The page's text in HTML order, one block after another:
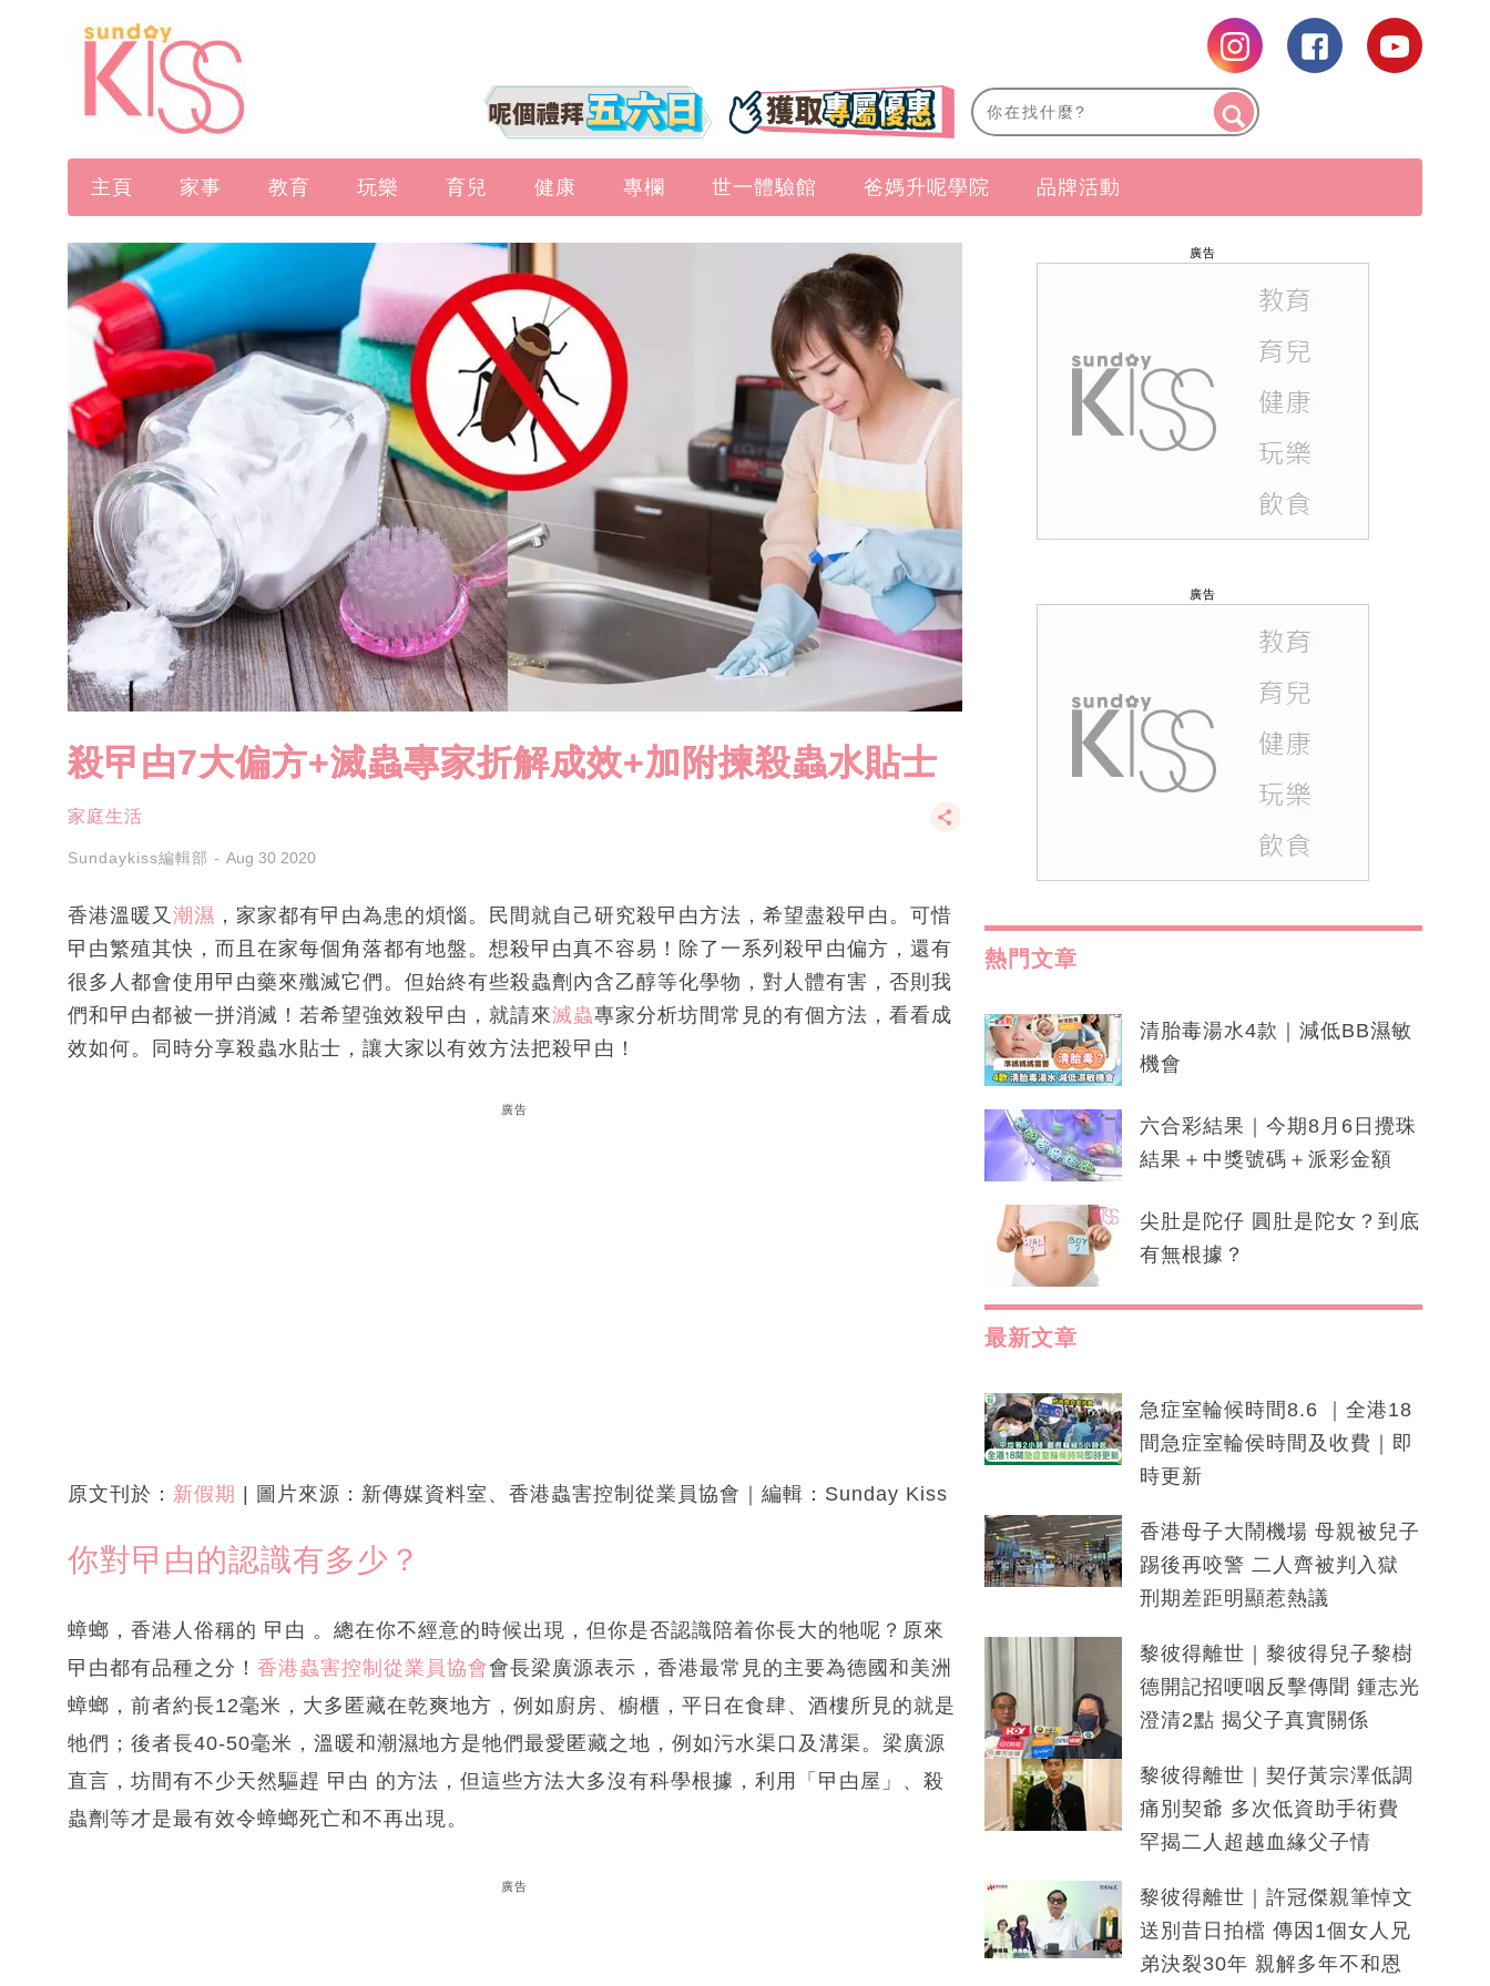
主頁 家事 教育 玩樂 育兒 健康 專欄 世一體驗館 爸媽升呢學院 品牌活動
殺曱甴7大偏方+滅蟲專家折解成效+加附揀殺蟲水貼士
家庭生活
Sundaykiss編輯部 Aug 30 2020
香港溫暖又 潮濕 ，家家都有曱甴為患的煩惱。民間就自己研究殺曱甴方法，希望盡殺曱甴。可惜
曱甴繁殖其快，而且在家每個角落都有地盤。想殺曱甴真不容易！除了一系列殺曱甴偏方，還有
很多人都會使用曱甴藥來殲滅它們。但始終有些殺蟲劑內含乙醇等化學物，對人體有害，否則我
們和曱甴都被一拼消滅！若希望強效殺曱甴，就請來滅蟲專家分析坊間常見的有個方法，看看成
效如何。同時分享殺蟲水貼士，讓大家以有效方法把殺曱甴！
廣告
原文刊於： 新假期 | 圖片來源：新傳媒資料室、香港蟲害控制從業員協會｜編輯：Sunday Kiss
你對曱甴的認識有多少？
蟑螂，香港人俗稱的 曱甴 。總在你不經意的時候出現，但你是否認識陪着你長大的牠呢？原來
曱甴都有品種之分！ 香港蟲害控制從業員協會會長梁廣源表示，香港最常見的主要為德國和美洲
蟑螂，前者約長12毫米，大多匿藏在乾爽地方，例如廚房、櫥櫃，平日在食肆、酒樓所見的就是
牠們；後者長40-50毫米，溫暖和潮濕地方是牠們最愛匿藏之地，例如污水渠口及溝渠。梁廣源
直言，坊間有不少天然驅趕 曱甴 的方法，但這些方法大多沒有科學根據，利用「曱甴屋」、殺
蟲劑等才是最有效令蟑螂死亡和不再出現。
廣告
廣告
廣告
熱門文章
清胎毒湯水4款｜減低BB濕敏
機會
六合彩結果｜今期8月6日攪珠
結果＋中獎號碼＋派彩金額
尖肚是陀仔 圓肚是陀女？到底
有無根據？
最新文章
急症室輪候時間8.6 ｜全港18
間急症室輪侯時間及收費｜即
時更新
香港母子大鬧機場 母親被兒子
踢後再咬警 二人齊被判入獄
刑期差距明顯惹熱議
黎彼得離世｜黎彼得兒子黎樹
德開記招哽咽反擊傳聞 鍾志光
澄清2點 揭父子真實關係
黎彼得離世｜契仔黃宗澤低調
痛別契爺 多次低資助手術費
罕揭二人超越血緣父子情
黎彼得離世｜許冠傑親筆悼文
送別昔日拍檔 傳因1個女人兄
弟決裂30年 親解多年不和恩